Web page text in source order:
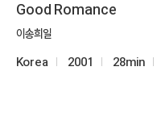
Good Romance
이송희일
Korea 2001 28min